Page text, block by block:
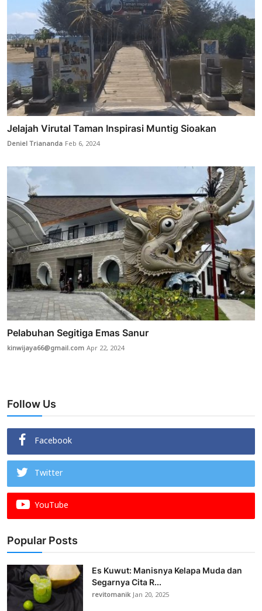
Jelajah Virutal Taman Inspirasi Muntig Sioakan
Deniel Triananda Feb 6, 2024
Pelabuhan Segitiga Emas Sanur
kinwijaya66@gmail.comApr 22, 2024
Follow Us
Facebook
Twitter
YouTube
Popular Posts
Es Kuwut: Manisnya Kelapa Muda dan
Segarnya Cita R...
revitomanikJan 20, 2025